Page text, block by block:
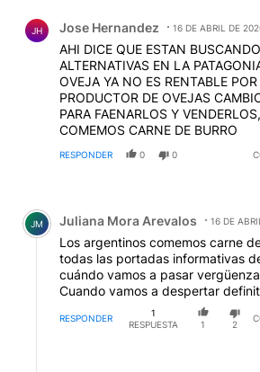
JH Jose Hernandez 16 DE ABRIL DE
AHI DICE QUE ESTAN
ALTERNATIVAS EN LA
OVEJA YA NO ES RENTABLE
PRODUCTOR DE OVEJAS
PARA FAENARLOS Y
COMEMOS CARNE DE BURRO
RESPONDER 0 0
Comentario de Juliana Mora
JM Juliana Mora Arevalos 16 DE
Los argentinos comemos carne
todas las portadas informativas
cuándo vamos a pasar vergüenza
Cuando vamos a despertar
RESPONDER
1
RESPUESTA
1 2